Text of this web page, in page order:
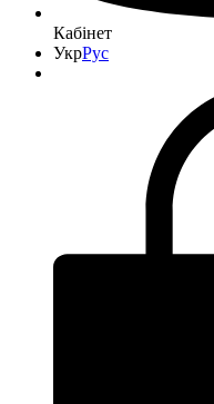
Кабінет
УкрРус